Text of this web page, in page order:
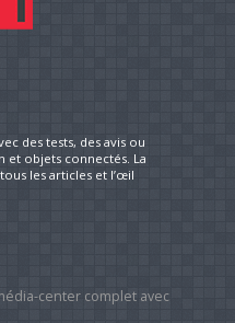
des tests, des avis ou
et objets connectés. La
les articles et l’œil
center complet avec